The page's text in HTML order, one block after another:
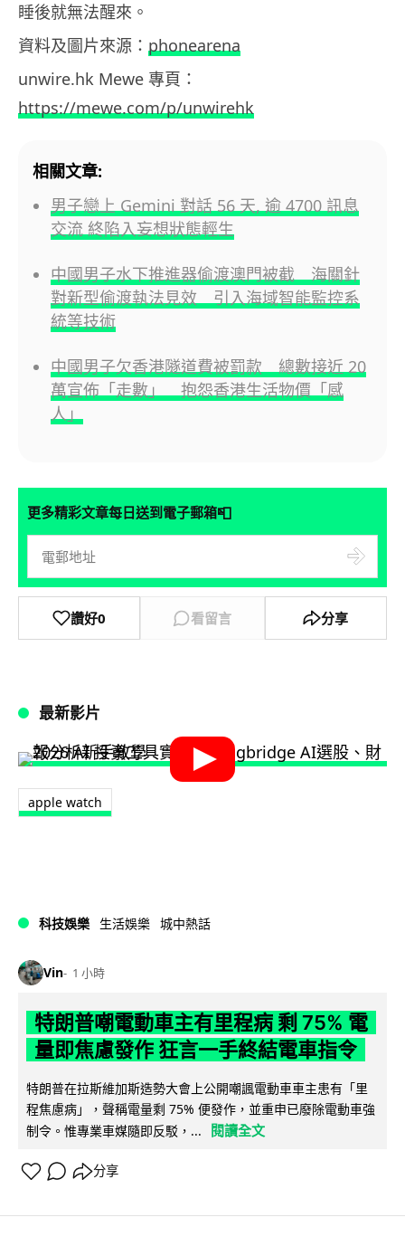
睡後就無法醒來。
資料及圖片來源： phonearena
unwire.hk Mewe 專頁：
https://mewe.com/p/unwirehk
相關文章:
男子戀上 Gemini 對話 56 天, 逾 4700 訊息
交流 終陷入妄想狀態輕生
中國男子水下推進器偷渡澳門被截 海關針
對新型偷渡執法見效 引入海域智能監控系
統等技術
中國男子欠香港隧道費被罰款 總數接近 20
萬宣佈「走數」 抱怨香港生活物價「感
人」
更多精彩文章每日送到電子郵箱📮
讚好0 看留言 分享
最新影片
apple watch
科技娛樂 生活娛樂 城中熱話
Vin 1 小時
特朗普嘲電動車主有里程病 剩 75% 電
量即焦慮發作 狂言一手終結電車指令
特朗普在拉斯維加斯造勢大會上公開嘲諷電動車車主患有「里
程焦慮病」，聲稱電量剩 75% 便發作，並重申已廢除電動車強
制令。惟專業車媒隨即反駁，...
閱讀全文
分享